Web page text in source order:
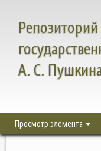
Репозиторий
А. С.
Просмотр элемента